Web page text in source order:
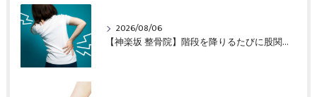
2026/08/06
【神楽坂 整骨院】階段を降りるたびに股関節の前側が痛んでいた40代女性の症例報告｜CureSta鍼灸整骨院